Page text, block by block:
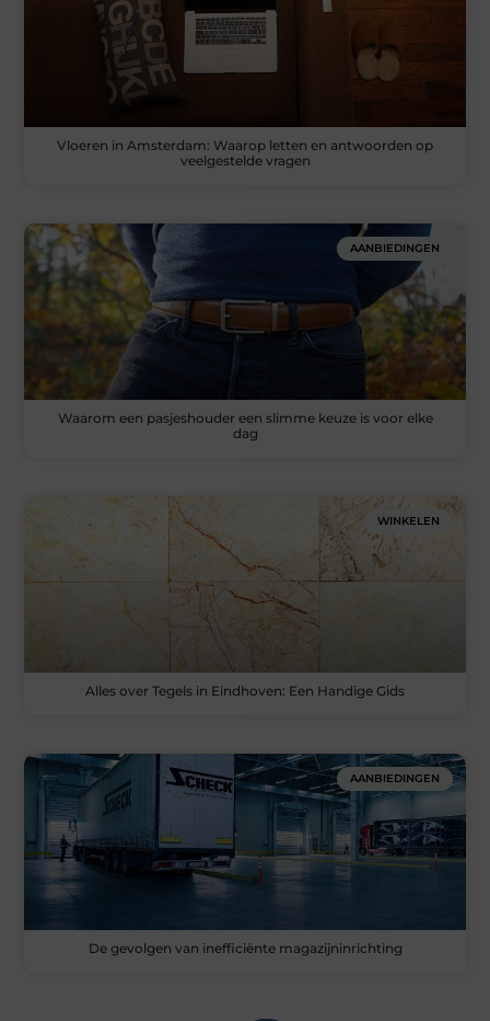
Vloeren in Amsterdam: Waarop letten en antwoorden op
veelgestelde vragen
AANBIEDINGEN
Waarom een pasjeshouder een slimme keuze is voor elke
dag
WINKELEN
Alles over Tegels in Eindhoven: Een Handige Gids
AANBIEDINGEN
De gevolgen van inefficiënte magazijninrichting